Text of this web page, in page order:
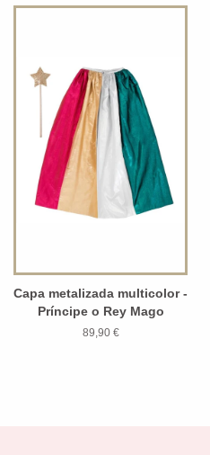
Capa metalizada multicolor -
Príncipe o Rey Mago
89,90 €